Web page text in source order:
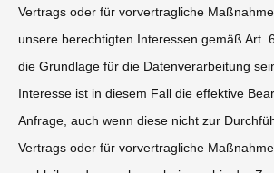
Vertrags oder für vorvertragliche
unsere berechtigten Interessen gemäß Art.
die Grundlage für die Datenverarbeitung
Interesse ist in diesem Fall die effektive
Anfrage, auch wenn diese nicht zur
Vertrags oder für vorvertragliche